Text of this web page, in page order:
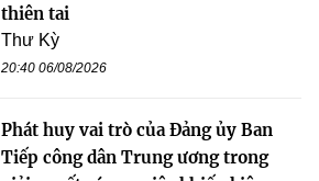
thiên tai
Thư Kỳ
20:40 06/08/2026
Phát huy vai trò của Đảng ủy Ban
Tiếp công dân Trung ương trong